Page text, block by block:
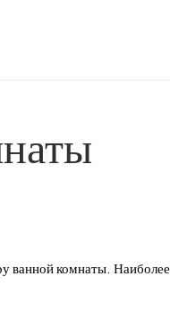
ванной комнаты. Наиболее